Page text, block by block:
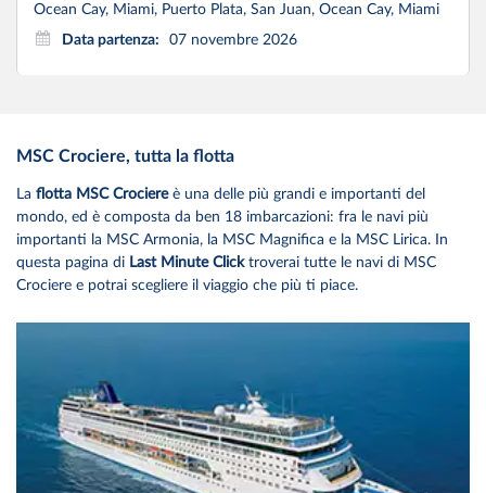
Ocean Cay, Miami, Puerto Plata, San Juan, Ocean Cay, Miami
Data partenza:
07 novembre 2026
MSC Crociere, tutta la flotta
La flotta MSC Crociereè una delle più grandi e importanti del
mondo, ed è composta da ben 18 imbarcazioni: fra le navi più
importanti la MSC Armonia, la MSC Magnifica e la MSC Lirica. In
questa pagina di Last Minute Clicktroverai tutte le navi di MSC
Crociere e potrai scegliere il viaggio che più ti piace.